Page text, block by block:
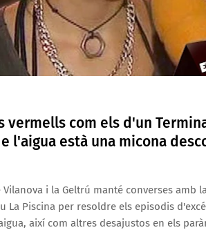
vermells com els d'un
l'aigua està una micona
Vilanova i la Geltrú manté converses
La Piscina per resoldre els episodis
així com altres desajustos en els